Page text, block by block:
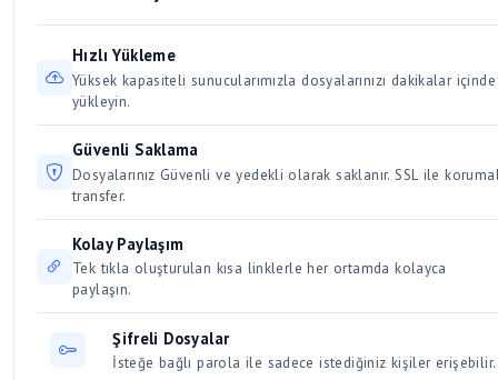
ve hız artışına sebep olur. Aynı anda birden fazla büyük
dosyayı indirmek bağlantınızı yavaşlatacağından, dosyaları
sırayla indirmeye özen gösterin.
Windows işletim sisteminde çift tıklayarak çalıştırılabilir.
Çalıştırmadan önce mutlaka antivirüs taraması yapın!
erişilen dosyalar kalıcı olarak saklanır. Kullanıcılar için 30 /
Üyeler için 50 gün dosya saklama süresi vardır.
Hızlı Yükleme
Yüksek kapasiteli sunucularımızla dosyalarınızı dakikalar içinde
yükleyin.
Güvenli Saklama
Dosyalarınız Güvenli ve yedekli olarak saklanır. SSL ile
transfer.
Kolay Paylaşım
Tek tıkla oluşturulan kısa linklerle her ortamda kolayca
paylaşın.
Şifreli Dosyalar
İsteğe bağlı parola ile sadece istediğiniz kişiler erişebilir.